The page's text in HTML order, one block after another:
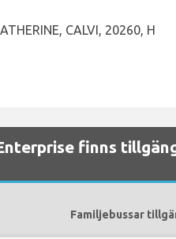
CALVI, 20260, H
finns
Familjebussar